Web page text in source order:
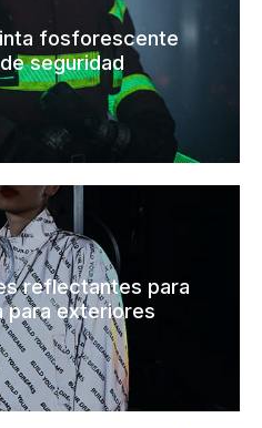
fosforescente
seguridad
reflectantes para
para exteriores